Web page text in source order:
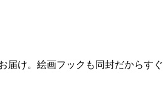
届け。絵画フックも同封だからすぐ